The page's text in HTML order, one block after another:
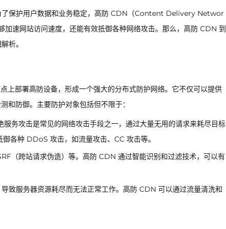
了保护用户数据和业务稳定，高防 CDN（Content Delivery Networ
速网站访问速度，还能有效抵御各种网络攻击。那么，高防 CDN 到
析。
部署高防设备，形成一个强大的分布式防护网络。它不仅可以提供
和防御。主要防护对象包括但不限于：
服务攻击是常见的网络攻击手段之一，通过大量无用的请求来耗尽目标
各种 DDoS 攻击，如流量攻击、CC 攻击等。
（跨站请求伪造）等。高防 CDN 通过智能识别和过滤技术，可以有
致服务器资源耗尽而无法正常工作。高防 CDN 可以通过流量清洗和